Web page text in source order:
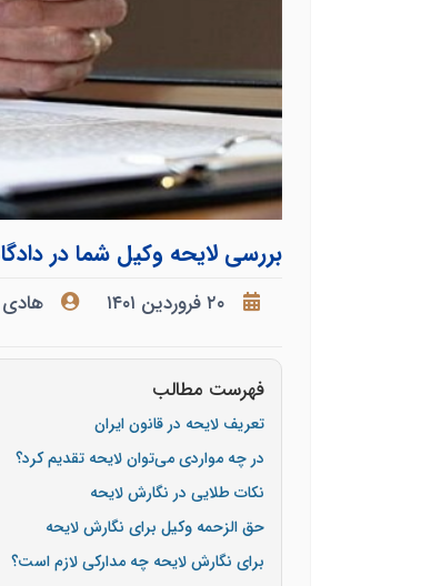
بررسی لایحه وکیل شما در
۲۰ فروردین ۱۴۰۱ هادی
فهرست مطالب
تعریف لایحه در قانون ایران
در چه مواردی می‌توان لایحه تقدیم کرد؟
نکات طلایی در نگارش لایحه
حق الزحمه وکیل برای نگارش لایحه
برای نگارش لایحه چه مدارکی لازم است؟